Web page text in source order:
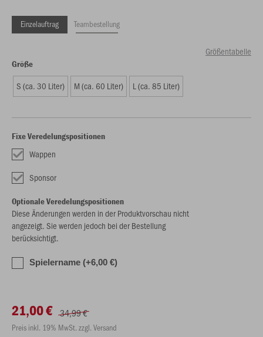
Einzelauftrag Teambestellung
Größentabelle
Größe
S (ca. 30 Liter) M (ca. 60 Liter) L (ca. 85 Liter)
Fixe Veredelungspositionen
Wappen
Sponsor
Optionale Veredelungspositionen
Diese Änderungen werden in der Produktvorschau nicht
angezeigt. Sie werden jedoch bei der Bestellung
berücksichtigt.
Spielername (+6,00 €)
21,00 € 34,99 €
Preis inkl. 19% MwSt. zzgl. Versand